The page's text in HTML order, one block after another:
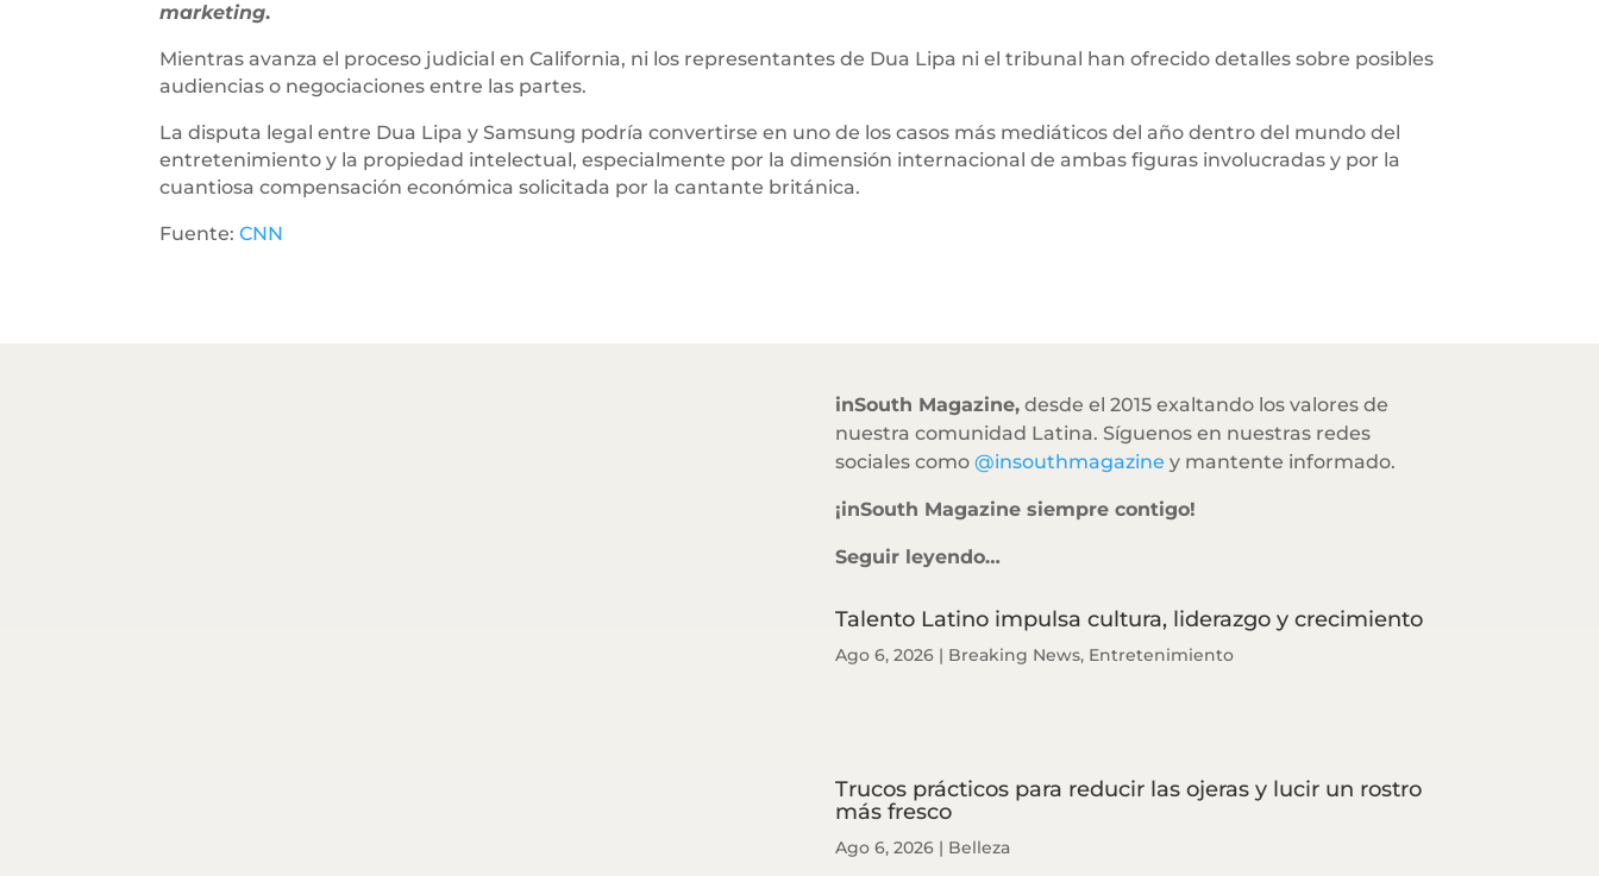
marketing.
Mientras avanza el proceso judicial en California, ni los representantes de Dua Lipa ni el tribunal han ofrecido detalles sobre posibles
audiencias o negociaciones entre las partes.
La disputa legal entre Dua Lipa y Samsung podría convertirse en uno de los casos más mediáticos del año dentro del mundo del
entretenimiento y la propiedad intelectual, especialmente por la dimensión internacional de ambas figuras involucradas y por la
cuantiosa compensación económica solicitada por la cantante británica.
Fuente:CNN
inSouth Magazine,desde el 2015 exaltando los valores de
nuestra comunidad Latina. Síguenos en nuestras redes
sociales como @insouthmagazine y mantente informado.
¡inSouth Magazine siempre contigo!
Seguir leyendo…
Talento Latino impulsa cultura, liderazgo y crecimiento
Ago 6, 2026| Breaking News, Entretenimiento
Trucos prácticos para reducir las ojeras y lucir un rostro
más fresco
Ago 6, 2026| Belleza